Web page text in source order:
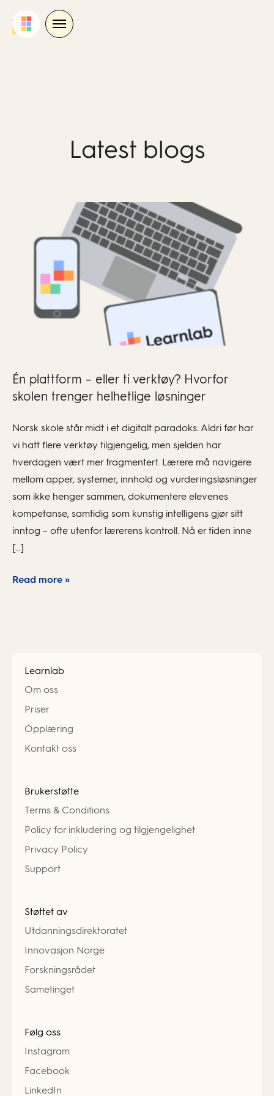
Latest blogs
Én plattform – eller ti verktøy? Hvorfor
skolen trenger helhetlige løsninger
Norsk skole står midt i et digitalt paradoks: Aldri før har
vi hatt flere verktøy tilgjengelig, men sjelden har
hverdagen vært mer fragmentert. Lærere må navigere
mellom apper, systemer, innhold og vurderingsløsninger
som ikke henger sammen, dokumentere elevenes
kompetanse, samtidig som kunstig intelligens gjør sitt
inntog – ofte utenfor lærerens kontroll. Nå er tiden inne
[…]
Read more »
Learnlab
Om oss
Priser
Opplæring
Kontakt oss
Brukerstøtte
Terms & Conditions
Policy for inkludering og tilgjengelighet
Privacy Policy
Support
Støttet av
Utdanningsdirektoratet
Innovasjon Norge
Forskningsrådet
Sametinget
Følg oss
Instagram
Facebook
LinkedIn